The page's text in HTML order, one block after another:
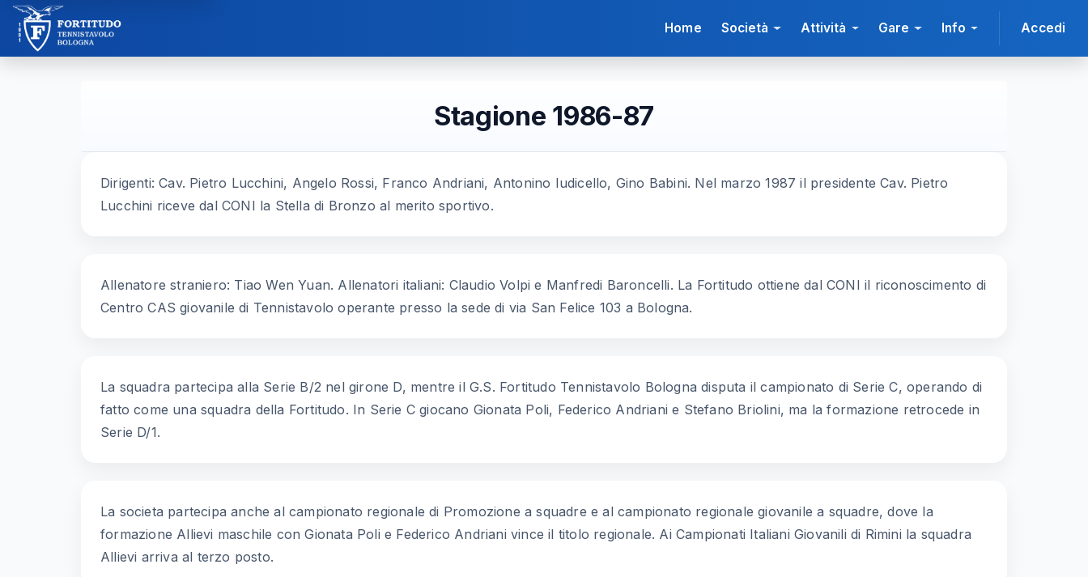
Home Società Attività Gare Info Accedi
Stagione 1986-87
Dirigenti: Cav. Pietro Lucchini, Angelo Rossi, Franco Andriani, Antonino Iudicello, Gino Babini. Nel marzo 1987 il presidente Cav. Pietro
Lucchini riceve dal CONI la Stella di Bronzo al merito sportivo.
Allenatore straniero: Tiao Wen Yuan. Allenatori italiani: Claudio Volpi e Manfredi Baroncelli. La Fortitudo ottiene dal CONI il riconoscimento di
Centro CAS giovanile di Tennistavolo operante presso la sede di via San Felice 103 a Bologna.
La squadra partecipa alla Serie B/2 nel girone D, mentre il G.S. Fortitudo Tennistavolo Bologna disputa il campionato di Serie C, operando di
fatto come una squadra della Fortitudo. In Serie C giocano Gionata Poli, Federico Andriani e Stefano Briolini, ma la formazione retrocede in
Serie D/1.
La societa partecipa anche al campionato regionale di Promozione a squadre e al campionato regionale giovanile a squadre, dove la
formazione Allievi maschile con Gionata Poli e Federico Andriani vince il titolo regionale. Ai Campionati Italiani Giovanili di Rimini la squadra
Allievi arriva al terzo posto.